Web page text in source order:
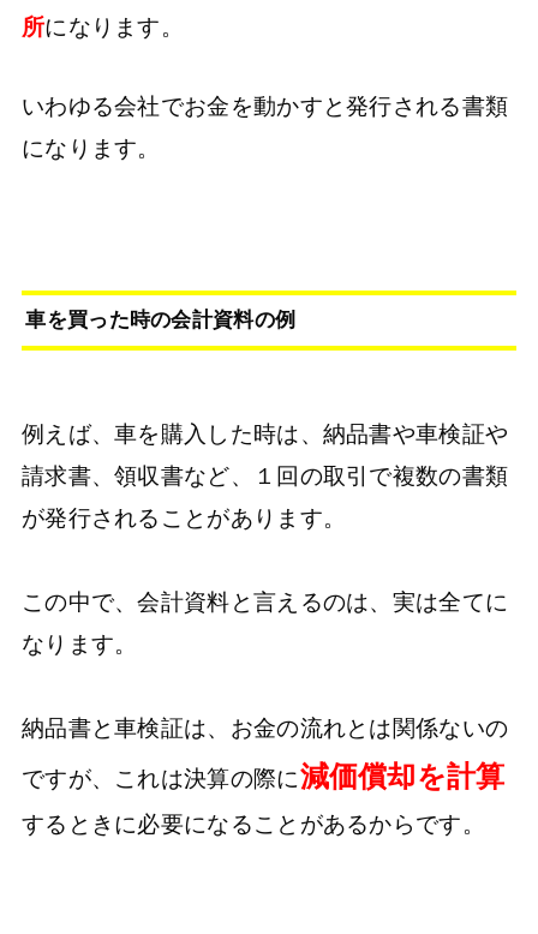
所になります。
いわゆる会社でお金を動かすと発行される書類
になります。
車を買った時の会計資料の例
例えば、車を購入した時は、納品書や車検証や
請求書、領収書など、１回の取引で複数の書類
が発行されることがあります。
この中で、会計資料と言えるのは、実は全てに
なります。
納品書と車検証は、お金の流れとは関係ないの
ですが、これは決算の際に減価償却を計算
するときに必要になることがあるからです。